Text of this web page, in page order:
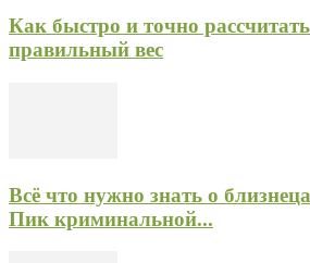
Как быстро и точно
правильный вес
Всё что нужно знать о
Пик криминальной...